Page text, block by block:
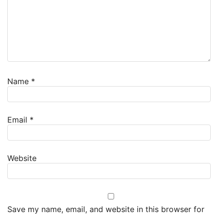
Name *
Email *
Website
Save my name, email, and website in this browser for